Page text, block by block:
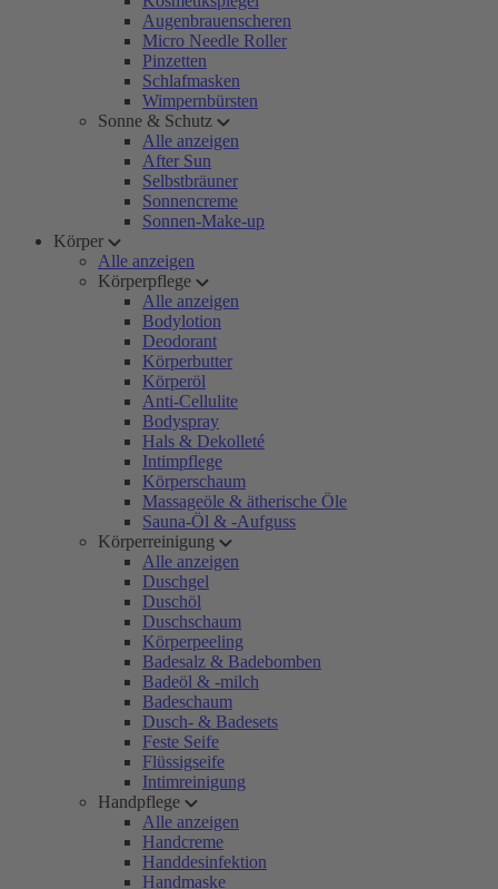
Augenbrauenscheren
Micro Needle Roller
Pinzetten
Schlafmasken
Wimpernbürsten
Sonne & Schutz
Alle anzeigen
After Sun
Selbstbräuner
Sonnencreme
Sonnen-Make-up
Körper
Alle anzeigen
Körperpflege
Alle anzeigen
Bodylotion
Deodorant
Körperbutter
Körperöl
Anti-Cellulite
Bodyspray
Hals & Dekolleté
Intimpflege
Körperschaum
Massageöle & ätherische Öle
Sauna-Öl & -Aufguss
Körperreinigung
Alle anzeigen
Duschgel
Duschöl
Duschschaum
Körperpeeling
Badesalz & Badebomben
Badeöl & -milch
Badeschaum
Dusch- & Badesets
Feste Seife
Flüssigseife
Intimreinigung
Handpflege
Alle anzeigen
Handcreme
Handdesinfektion
Handmaske